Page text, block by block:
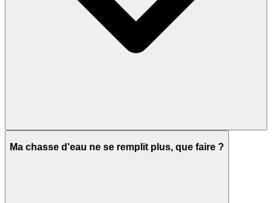
Ma chasse d'eau ne se remplit plus, que faire ?